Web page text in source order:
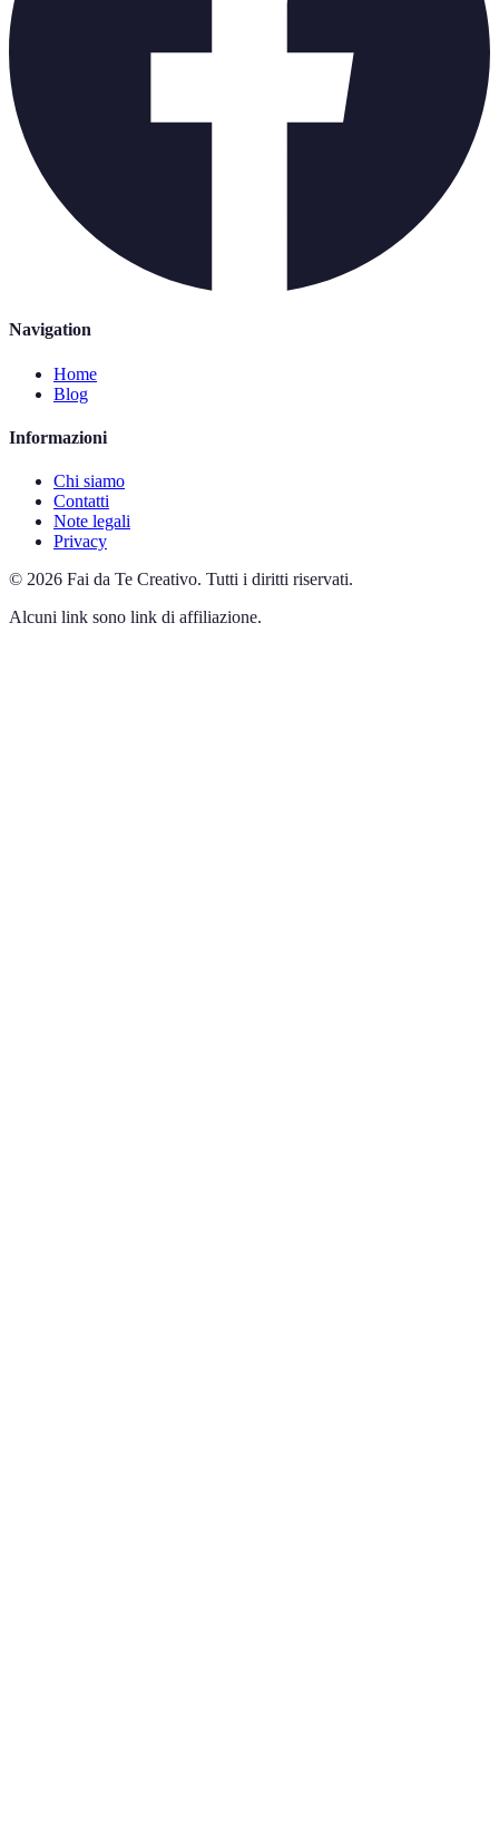
Navigation
Home
Blog
Informazioni
Chi siamo
Contatti
Note legali
Privacy
© 2026 Fai da Te Creativo. Tutti i diritti riservati.
Alcuni link sono link di affiliazione.